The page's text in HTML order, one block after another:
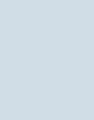
forælder, der vil